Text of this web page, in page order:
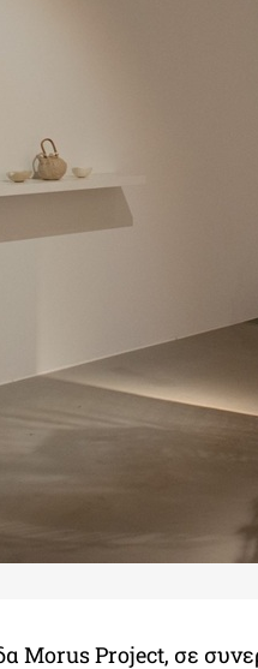
Morus Project, σε